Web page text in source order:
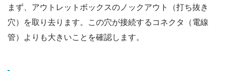
まず、アウトレットボックスのノックアウト（打ち抜き
穴）を取り去ります。この穴が接続するコネクタ（電線
管）よりも大きいことを確認します。